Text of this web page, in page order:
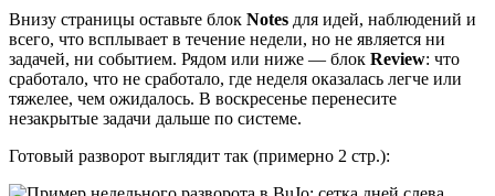
Внизу страницы оставьте блок Notes для идей, наблюдений и
всего, что всплывает в течение недели, но не является ни
задачей, ни событием. Рядом или ниже — блок Review: что
сработало, что не сработало, где неделя оказалась легче или
тяжелее, чем ожидалось. В воскресенье перенесите
незакрытые задачи дальше по системе.
Готовый разворот выглядит так (примерно 2 стр.):